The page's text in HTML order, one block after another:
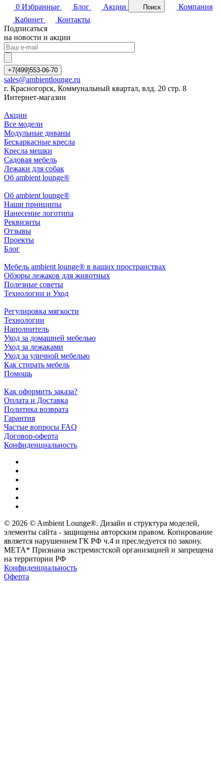
0 Избранные Блог Акции Поиск
Компания
Кабинет
Контакты
Подписаться
на новости и акции
+7(499)553-06-70
sales@ambientlounge.ru
г. Красногорск, Коммунальный квартал, влд. 20 стр. 8
Интернет-магазин
Акции
Все модели
Модульные диваны
Бескаркасные кресла
Кресла мешки
Садовая мебель
Лежаки для собак
Об ambient lounge®
Oб ambient lounge®
Наши принципы
Нанесение логотипа
Реквизиты
Отзывы
Проекты
Блог
Мебель ambient lounge® в ваших пространствах
Обзоры лежаков для животных
Полезные советы
Технологии и Уход
Регулировка мягкости
Технологии
Наполнитель
Уход за домашней мебелью
Уход за лежаками
Уход за уличной мебелью
Как стирать мебель
Помощь
Как оформить заказа?
Оплата и Доставка
Политика возврата
Гарантия
Частые вопросы FAQ
Договор-оферта
Конфиденциальность
© 2026 © Ambient Lounge®. Дизайн и структура моделей,
элементы сайта - защищены авторским правом. Копирование
является нарушением ГК РФ ч.4 и преследуется по закону.
МЕТА* Признана экстремистской организацией и запрещена
на территории РФ
Конфиденциальность
Оферта